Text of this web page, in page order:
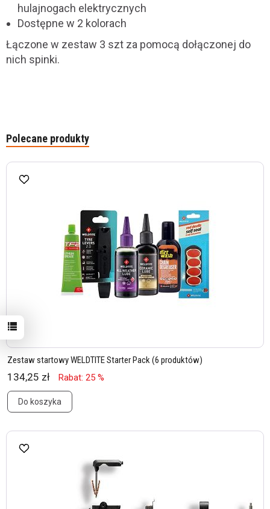
hulajnogach elektrycznych
Dostępne w 2 kolorach
Łączone w zestaw 3 szt za pomocą dołączonej do
nich spinki.
Polecane produkty
Zestaw startowy WELDTITE Starter Pack (6 produktów)
134,25 zł Rabat: 25 %
Do koszyka